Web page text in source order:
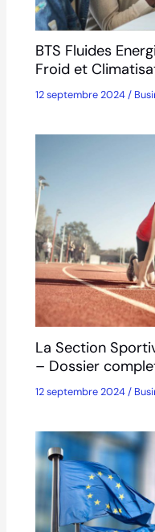
BTS Fluides
Froid et
12 septembre 2024/
La Section
– Dossier
12 septembre 2024/